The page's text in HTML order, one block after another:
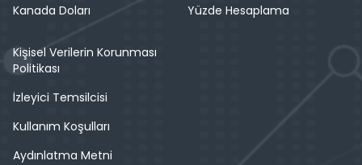
Kanada Doları Yüzde Hesaplama
Kişisel Verilerin Korunması
Politikası
İzleyici Temsilcisi
Kullanım Koşulları
Aydınlatma Metni